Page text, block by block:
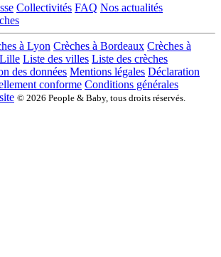
Collectivités FAQ Nos actualités
à Lyon Crèches à Bordeaux Crèches à
Liste des villes Liste des crèches
des données Mentions légales Déclaration
conforme Conditions générales
© 2026 People & Baby, tous droits réservés.